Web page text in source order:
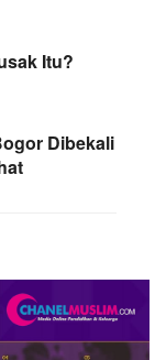
Itu?
Dibekali